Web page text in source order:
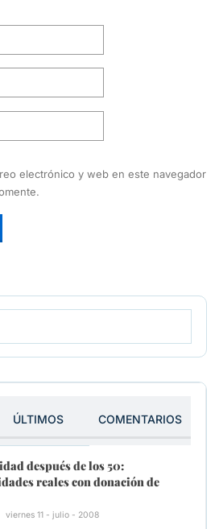
electrónico y web en este navegador
ÚLTIMOS COMENTARIOS
después de los 50:
reales con donación de
viernes 11 - julio - 2008